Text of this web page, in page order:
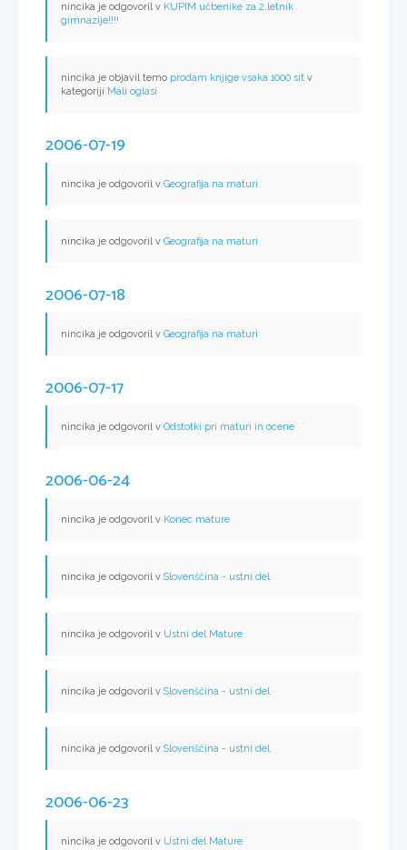
nincika je odgovoril v KUPIM učbenike za 2.letnik
gimnazije!!!!
nincika je objavil temo prodam knjige vsaka 1000 sit v
kategoriji Mali oglasi
2006-07-19
nincika je odgovoril v Geografija na maturi
nincika je odgovoril v Geografija na maturi
2006-07-18
nincika je odgovoril v Geografija na maturi
2006-07-17
nincika je odgovoril v Odstotki pri maturi in ocene
2006-06-24
nincika je odgovoril v Konec mature
nincika je odgovoril v Slovenščina - ustni del
nincika je odgovoril v Ustni del Mature
nincika je odgovoril v Slovenščina - ustni del
nincika je odgovoril v Slovenščina - ustni del
2006-06-23
nincika je odgovoril v Ustni del Mature